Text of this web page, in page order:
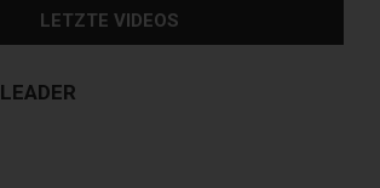
LETZTE VIDEOS
LEADER